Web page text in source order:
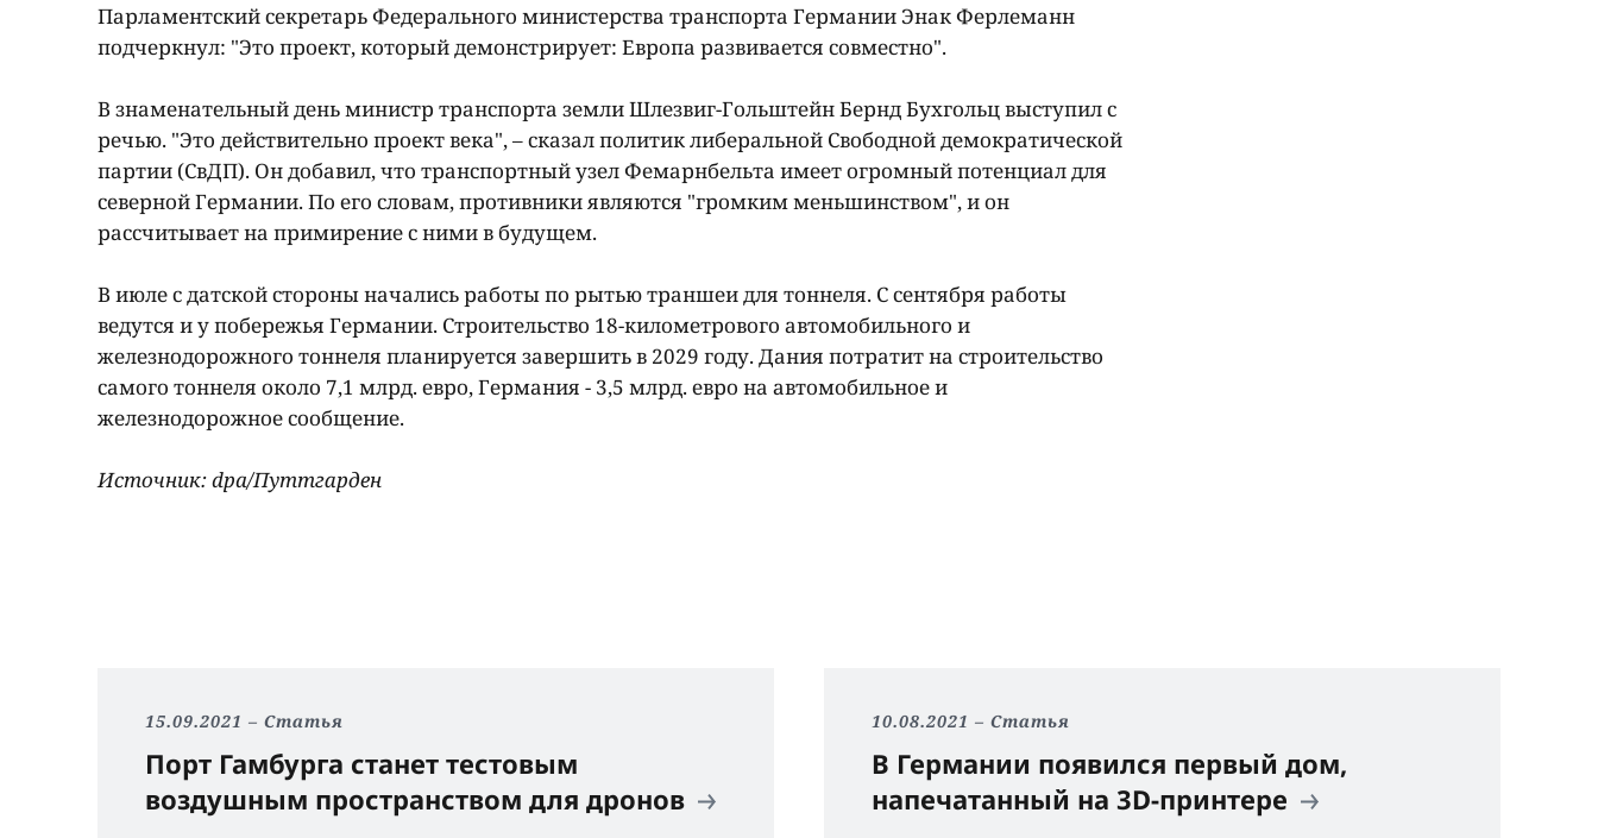
Парламентский секретарь Федерального министерства транспорта Германии Энак Ферлеманн
подчеркнул: "Это проект, который демонстрирует: Европа развивается совместно".
В знаменательный день министр транспорта земли Шлезвиг-Гольштейн Бернд Бухгольц выступил с
речью. "Это действительно проект века", – сказал политик либеральной Свободной демократической
партии (СвДП). Он добавил, что транспортный узел Фемарнбельта имеет огромный потенциал для
северной Германии. По его словам, противники являются "громким меньшинством", и он
рассчитывает на примирение с ними в будущем.
В июле с датской стороны начались работы по рытью траншеи для тоннеля. С сентября работы
ведутся и у побережья Германии. Строительство 18-километрового автомобильного и
железнодорожного тоннеля планируется завершить в 2029 году. Дания потратит на строительство
самого тоннеля около 7,1 млрд. евро, Германия - 3,5 млрд. евро на автомобильное и
железнодорожное сообщение.
Источник: dpa/Путтгарден
15.09.2021 Статья
Порт Гамбурга станет тестовым
воздушным пространством для дронов
10.08.2021 Статья
В Германии появился первый дом,
напечатанный на 3D-принтере